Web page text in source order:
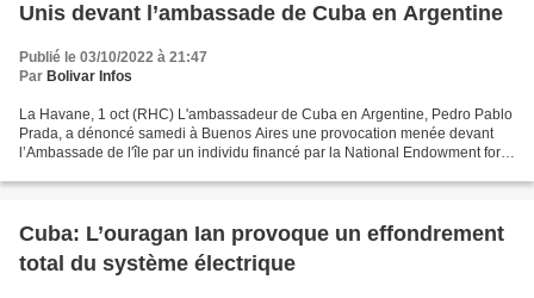
Unis devant l’ambassade de Cuba en Argentine
Publié le 03/10/2022 à 21:47
Par Bolivar Infos
La Havane, 1 oct (RHC) L'ambassadeur de Cuba en Argentine, Pedro Pablo
Prada, a dénoncé samedi à Buenos Aires une provocation menée devant
l’Ambassade de l'île par un individu financé par la National Endowment for
Cuba: L’ouragan Ian provoque un effondrement
total du système électrique